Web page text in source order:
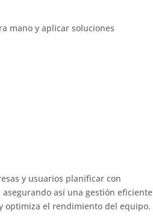
mano y aplicar soluciones
y usuarios planificar con
así una gestión eficiente
optimiza el rendimiento del equipo.